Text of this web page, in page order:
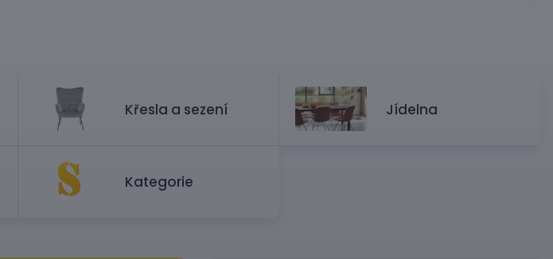
Křesla a sezení Jídelna
Kategorie